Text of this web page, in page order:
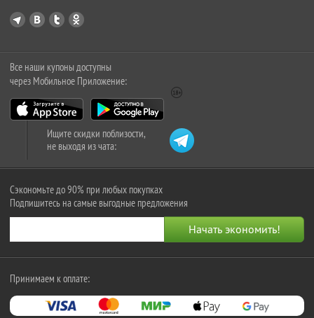
Все наши купоны доступны
через Мобильное Приложение:
Ищите скидки поблизости,
не выходя из чата:
Сэкономьте до 90% при любых покупках
Подпишитесь на самые выгодные предложения
Принимаем к оплате: